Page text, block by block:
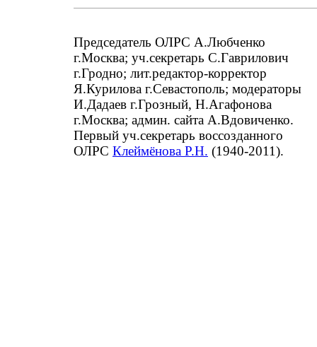
Председатель ОЛРС А.Любченко
г.Москва; уч.секретарь С.Гаврилович
г.Гродно; лит.редактор-корректор
Я.Курилова г.Севастополь; модераторы
И.Дадаев г.Грозный, Н.Агафонова
г.Москва; админ. сайта А.Вдовиченко.
Первый уч.секретарь воссозданного
ОЛРС Клеймёнова Р.Н. (1940-2011).